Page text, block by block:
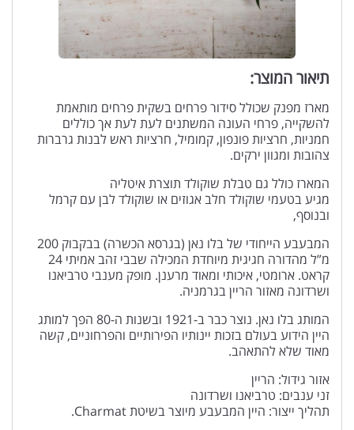
תיאור המוצר:
מארז מפנק שכולל סידור פרחים בשקית פרחים מותאמת
להשקייה, פרחי העונה המשתנים לעת לעת אך כוללים
חמניות, חרציות פונפון, קמומיל, חרציות ראש לבנות גרברות
צהובות ומגוון ירקים.
המארז כולל גם טבלת שוקולד תוצרת איטליה
מגיע בטעמי שוקולד חלב אגוזים או שוקולד לבן עם קרמל
ובנוסף,
המבעבע הייחודי של בלו נאן (בגרסא הכשרה) בבקבוק 200
מ”ל מהדורה חגיגית מיוחדת המכילה שבבי זהב אמיתי 24
קראט. ארומטי, איכותי ומאוד מרענן. מופק מענבי טרביאנו
ושרדונה מאזור הריין בגרמניה.
המותג בלו נאן. נוצר כבר ב-1921 ובשנות ה-80 הפך למותג
היין הידוע בעולם בזכות יינותיו הפירותיים והפרחוניים, קשה
מאוד שלא להתאהב.
אזור גידול: הריין
זני ענבים: טרביאנו ושרדונה
תהליך ייצור: היין המבעבע מיוצר בשיטת Charmat.